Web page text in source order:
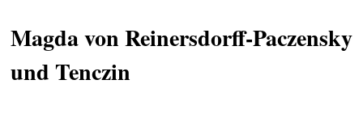
Magda von Reinersdorff-Paczensky
und Tenczin